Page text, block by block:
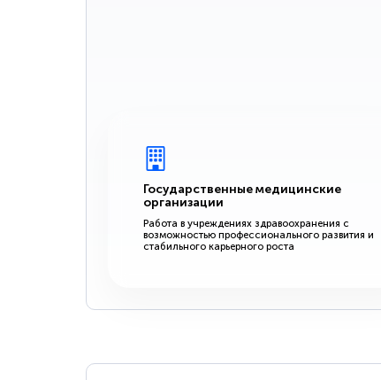
Государственные медицинские
организации
Работа в учреждениях здравоохранения с
возможностью профессионального развития и
стабильного карьерного роста